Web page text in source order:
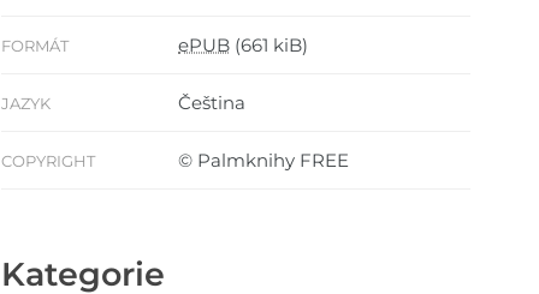
FORMÁT ePUB (661 kiB)
JAZYK Čeština
COPYRIGHT © Palmknihy FREE
Kategorie